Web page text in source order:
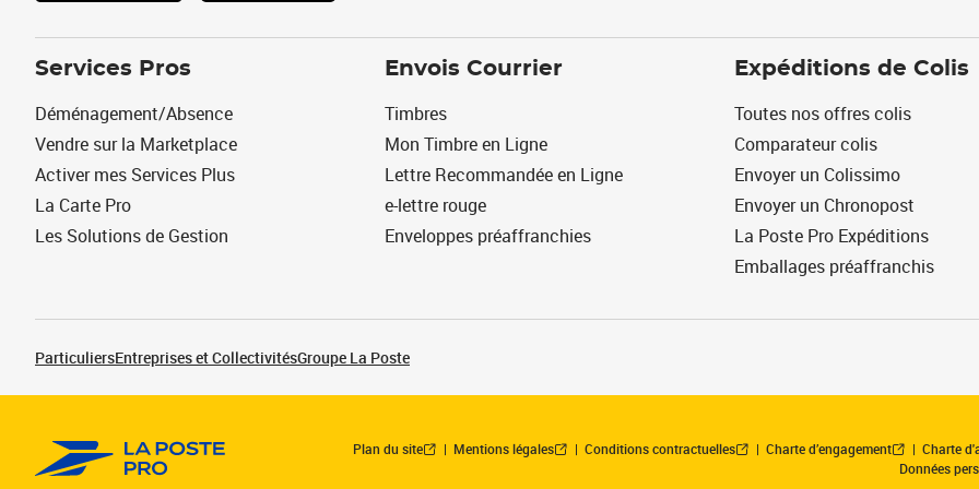
Services Pros
Déménagement/Absence
Vendre sur la Marketplace
Activer mes Services Plus
La Carte Pro
Les Solutions de Gestion
Envois Courrier
Timbres
Mon Timbre en Ligne
Lettre Recommandée en Ligne
e-lettre rouge
Enveloppes préaffranchies
Expéditions de Colis
Toutes nos offres colis
Comparateur colis
Envoyer un Colissimo
Envoyer un Chronopost
La Poste Pro Expéditions
Emballages préaffranchis
ParticuliersEntreprises et CollectivitésGroupe La Poste
Plan du site Mentions légales Conditions contractuelles Charte d’engagement Charte
Données